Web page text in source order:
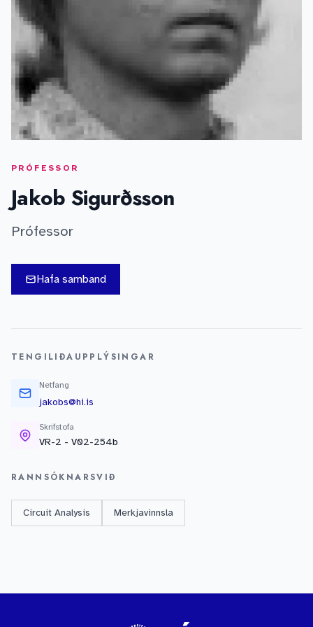
PRÓFESSOR
Jakob Sigurðsson
Prófessor
Hafa samband
TENGILIÐAUPPLÝSINGAR
Netfang
jakobs@hi.is
Skrifstofa
VR-2 - V02-254b
RANNSÓKNARSVIÐ
Circuit Analysis Merkjavinnsla